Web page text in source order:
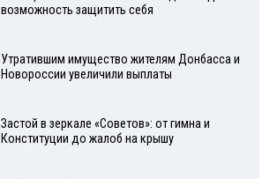
возможность защитить себя
Утратившим имущество жителям Донбасса и
Новороссии увеличили выплаты
Застой в зеркале «Советов»: от гимна и
Конституции до жалоб на крышу